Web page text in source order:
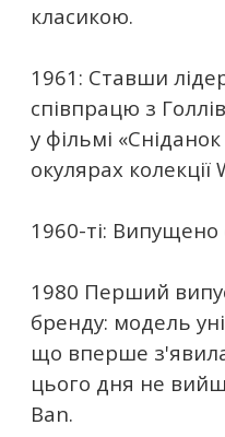
класикою.
1961: Ставши
співпрацю з
у фільмі
окулярах колекції
1960-ті: Випущено
1980 Перший
бренду: модель
що вперше
цього дня не
Ban.